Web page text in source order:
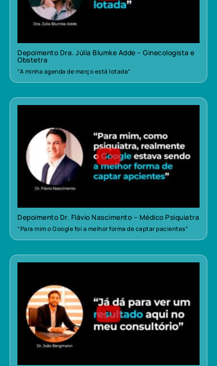
Depoimento Dra. Júlia Blumke Adde – Ginecologista e
Obstetra
“A minha agenda de março está lotada”
Depoimento Dr. Flávio Nascimento – Médico Psiquiatra
“Para mim o Google foi a melhor forma de captar pacientes”